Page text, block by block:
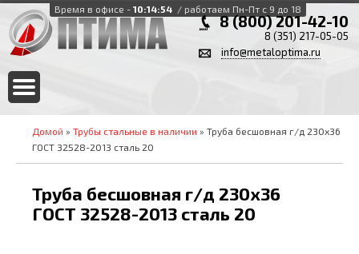
Время в офисе - 10:14:54 / работаем Пн-Пт с 9 до 18
8 (800) 201-42-10
8 (351) 217-05-05
info@metaloptima.ru
Домой » Трубы стальные в наличии » Труба бесшовная г/д 230х36
ГОСТ 32528-2013 сталь 20
Труба бесшовная г/д 230х36
ГОСТ 32528-2013 сталь 20